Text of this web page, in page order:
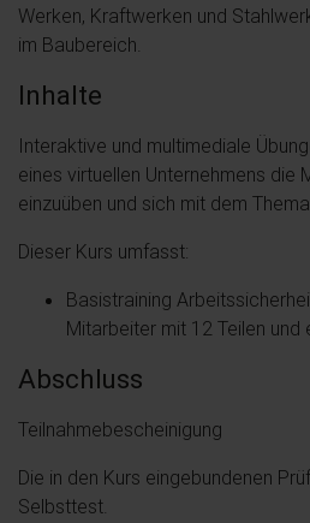
Werken, Kraftwerken und
im Baubereich.
Inhalte
Interaktive und multimediale
eines virtuellen Unternehmens die
einzuüben und sich mit dem
Dieser Kurs umfasst:
Basistraining
Mitarbeiter mit 12 Teilen
Abschluss
Teilnahmebescheinigung
Die in den Kurs eingebundenen
Selbsttest.